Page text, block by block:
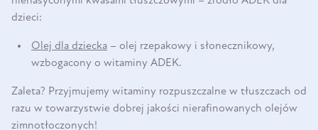
dzieci:
Olej dla dziecka – olej rzepakowy i słonecznikowy,
wzbogacony o witaminy ADEK.
Zaleta? Przyjmujemy witaminy rozpuszczalne w tłuszczach od
razu w towarzystwie dobrej jakości nierafinowanych olejów
zimnotłoczonych!